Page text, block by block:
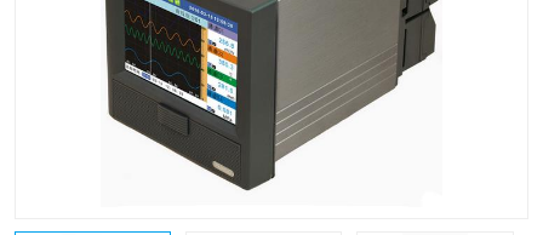
液氨液位计
油量传感器 测漏仪